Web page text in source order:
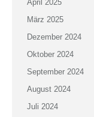
April 2025
März 2025
Dezember 2024
Oktober 2024
September 2024
August 2024
Juli 2024